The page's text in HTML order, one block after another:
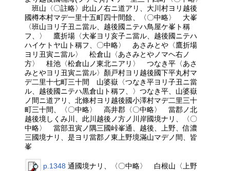
班山〈〇註略〉此山ノ右ニ道アリ、大川村ヨリ越後
國樽本村マデ一里十五町四十間餘、〈〇中略〉 大峯
〈班山ヨリ子丑ニ當ル、越後國ニテハ鳥屋ケ峯ト稱
フ、〉 鷹折場〈大峯ヨリ亥子ニ當ル、越後國ニテハ
ハイケトヤ山ト稱フ、〇中略〉 あさみとや〈鷹折場
ヨリ丑寅ニ當ル〉 松倉山〈あさみとやノマヘ右ノ
方〉 桂池〈松倉山ノ東北ニアリ〉 つなき平〈あさ
みとやヨリ丑寅ニ當ル〉顏戸村ヨリ越後國下平丸村マ
デ二里十七町三十間 山婆嶽〈つなき平ヨリ子丑ニ當
ル、越後國ニテハ黒倉山ト稱フ、〉つなき平、山婆嶽
ノ間ニ道アリ、北條村ヨリ越後國小澤村マデ二里三十
町三十間、〈〇中略〉 高井郡〈〇中略〉 當郡ノ北
越後境しくみ川、此川越後ノ方ノ川岸國境ナリ、〈〇
中略〉 當部丑寅ノ隅三國峠峯通、越後、上野、信濃
三國境ナリ、是ヨリ當郡ノ東上野境滿山マデノ間、皆
峯
p.1348 通國境ナリ、〈〇中略〉 白根山〈上野